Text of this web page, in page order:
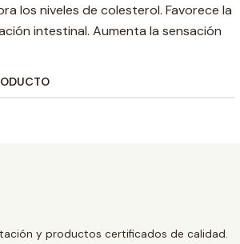
los niveles de colesterol. Favorece la
intestinal. Aumenta la sensación
y productos certificados de calidad.